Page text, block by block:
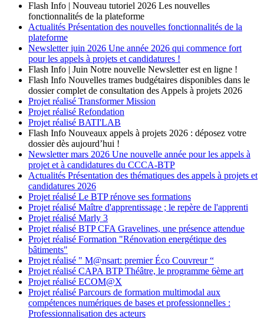
Flash Info | Nouveau tutoriel 2026 Les nouvelles
fonctionnalités de la plateforme
Actualités Présentation des nouvelles fonctionnalités de la
plateforme
Newsletter juin 2026 Une année 2026 qui commence fort
pour les appels à projets et candidatures !
Flash Info | Juin Notre nouvelle Newsletter est en ligne !
Flash Info Nouvelles trames budgétaires disponibles dans le
dossier complet de consultation des Appels à projets 2026
Projet réalisé Transformer Mission
Projet réalisé Refondation
Projet réalisé BATI'LAB
Flash Info Nouveaux appels à projets 2026 : déposez votre
dossier dès aujourd’hui !
Newsletter mars 2026 Une nouvelle année pour les appels à
projet et à candidatures du CCCA-BTP
Actualités Présentation des thématiques des appels à projets et
candidatures 2026
Projet réalisé Le BTP rénove ses formations
Projet réalisé Maître d'apprentissage ; le repère de l'apprenti
Projet réalisé Marly 3
Projet réalisé BTP CFA Gravelines, une présence attendue
Projet réalisé Formation "Rénovation energétique des
bâtiments"
Projet réalisé " M@nsart: premier Éco Couvreur “
Projet réalisé CAPA BTP Théâtre, le programme 6ème art
Projet réalisé ECOM@X
Projet réalisé Parcours de formation multimodal aux
compétences numériques de bases et professionnelles :
Professionnalisation des acteurs